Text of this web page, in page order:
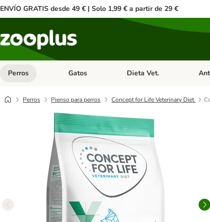
ENVÍO GRATIS desde 49 € | Solo 1,99 € a partir de 29 €
Perros Menú de categoria abierto: Perros
Gatos Menú de categoria abierto:
Dieta Vet.
Perros Pienso para perros Concept for Life Veterinary Diet